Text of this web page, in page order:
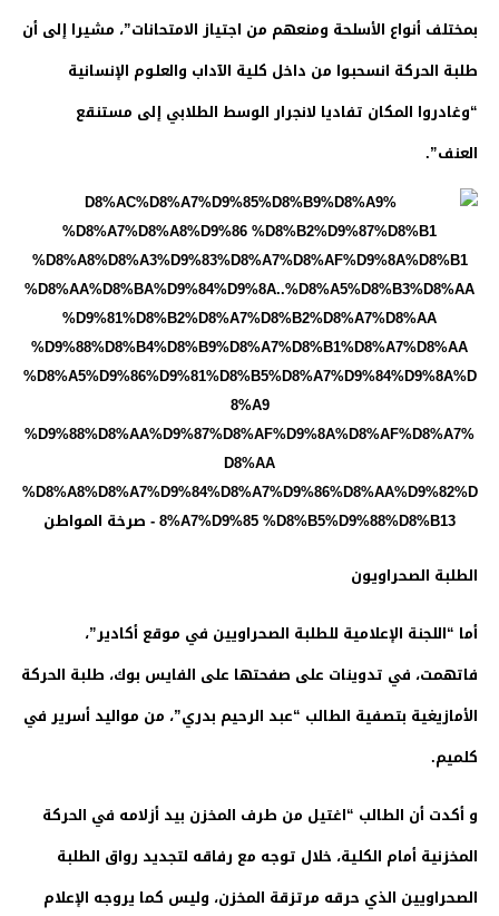
بمختلف أنواع الأسلحة ومنعهم من اجتياز الامتحانات”، مشيرا إلى أن
طلبة الحركة انسحبوا من داخل كلية الآداب والعلوم الإنسانية
“وغادروا المكان تفاديا لانجرار الوسط الطلابي إلى مستنقع
العنف”.
الطلبة الصحراويون
أما “اللجنة الإعلامية للطلبة الصحراويين في موقع أكادير”،
فاتهمت، في تدوينات على صفحتها على الفايس بوك، طلبة الحركة
الأمازيغية بتصفية الطالب “عبد الرحيم بدري”، من مواليد أسرير في
كلميم.
و أكدت أن الطالب “اغتيل من طرف المخزن بيد أزلامه في الحركة
المخزنية أمام الكلية، خلال توجه مع رفاقه لتجديد رواق الطلبة
الصحراويين الذي حرقه مرتزقة المخزن، وليس كما يروجه الإعلام